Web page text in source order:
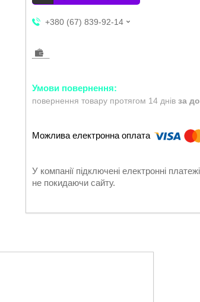
+380 (67) 839-92-14
повернення товару протягом 14 днів за
У компанії підключені електронні
не покидаючи сайту.